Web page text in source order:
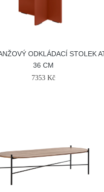
ODKLÁDACÍ STOLEK
36 CM
7353 Kč